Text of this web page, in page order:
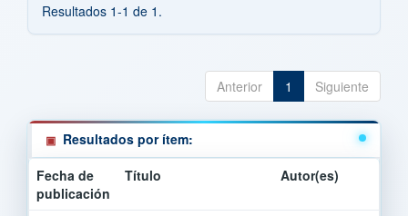
Resultados 1-1 de 1.
Anterior 1 Siguiente
Resultados por ítem:
Fecha de
publicación
Título Autor(es)